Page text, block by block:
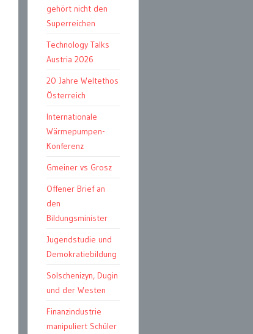
gehört nicht den
Superreichen
Technology Talks
Austria 2026
20 Jahre Weltethos
Österreich
Internationale
Wärmepumpen-
Konferenz
Gmeiner vs Grosz
Offener Brief an
den
Bildungsminister
Jugendstudie und
Demokratiebildung
Solschenizyn, Dugin
und der Westen
Finanzindustrie
manipuliert Schüler